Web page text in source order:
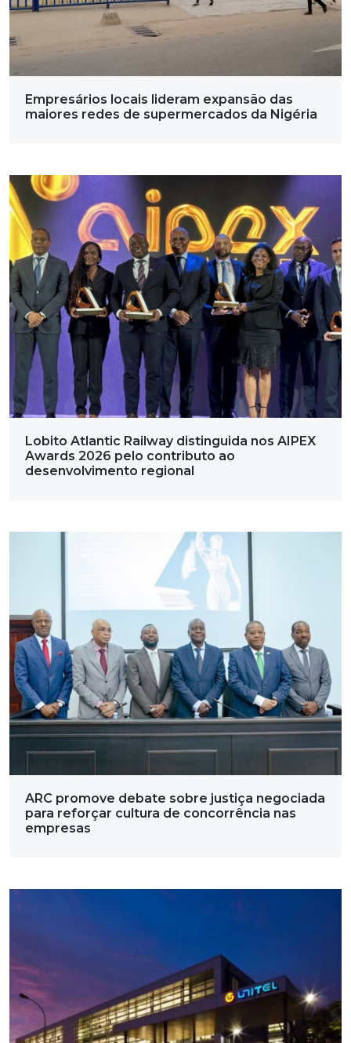
Empresários locais lideram expansão das
maiores redes de supermercados da Nigéria
Lobito Atlantic Railway distinguida nos AIPEX
Awards 2026 pelo contributo ao
desenvolvimento regional
ARC promove debate sobre justiça negociada
para reforçar cultura de concorrência nas
empresas